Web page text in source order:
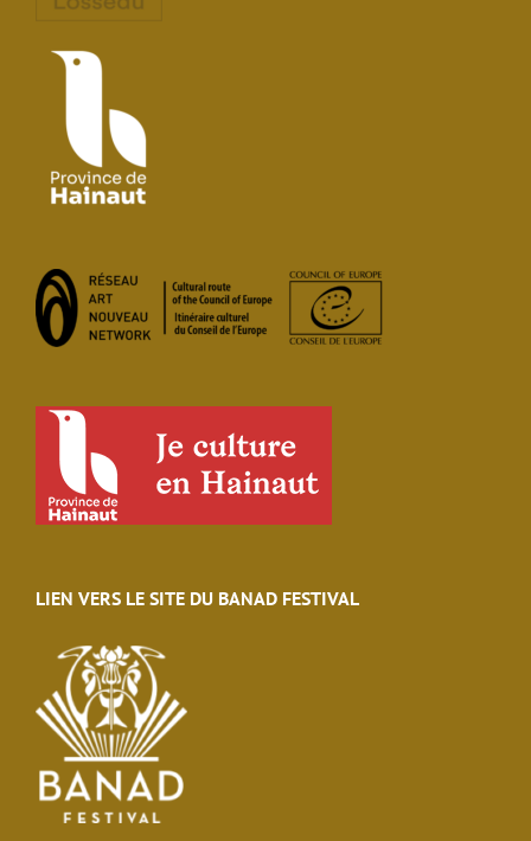
LIEN VERS LE SITE DU BANAD FESTIVAL